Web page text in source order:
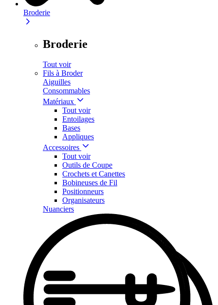
Broderie
Broderie
Tout voir
Fils à Broder
Aiguilles
Consommables
Matériaux
Tout voir
Entoilages
Bases
Appliques
Accessoires
Tout voir
Outils de Coupe
Crochets et Canettes
Bobineuses de Fil
Positionneurs
Organisateurs
Nuanciers